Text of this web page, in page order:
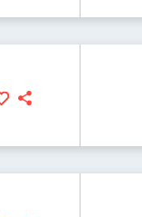
Jakub Jędras